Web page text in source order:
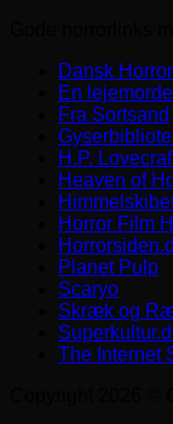
Dansk
En
Fra Sortsand
H.P.
Heaven of
Horror Film
Planet Pulp
Scaryo
Skræk og
The Internet